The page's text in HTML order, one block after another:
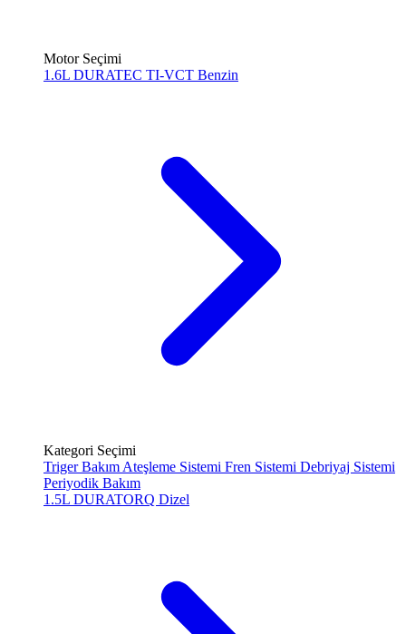
Motor Seçimi
1.6L DURATEC TI-VCT Benzin
Kategori Seçimi
Triger Bakım Ateşleme Sistemi Fren Sistemi Debriyaj Sistemi
Periyodik Bakım
1.5L DURATORQ Dizel